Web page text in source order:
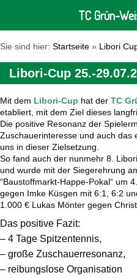
Sie sind hier: Startseite » Libori
Libori-Cup 25.-
Mit dem Libori-Cup hat der TC
etabliert, mit dem Ziel dieses
Die positive Resonanz der
Zuschauerinteresse und auch das
uns in dieser Zielsetzung.
So fand auch der nunmehr 8.
und wurde mit der Siegerehrung
“Baustoffmarkt-Happe-Pokal“ um
gegen Imke Küsgen mit 6:1, 6:2
1.000 € Lukas Mönter gegen
Das positive Fazit:
– 4 Tage Spitzentennis,
– große Zuschauerresonanz,
– reibungslose Organisation
TC Grün-